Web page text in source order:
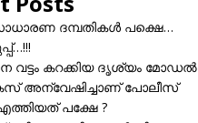
ദമ്പതികൾ പക്ഷെ…
വട്ടം കറക്കിയ ദൃശ്യം മോഡല്‍
അന്വേഷിച്ചാണ് പോലീസ്
പക്ഷേ ?